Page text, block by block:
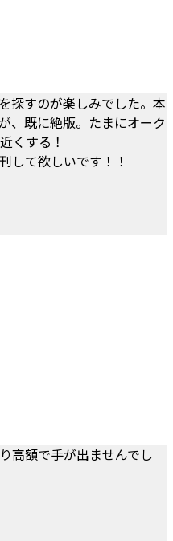
探すのが楽しみでした。本
、既に絶版。たまにオーク
くする！
して欲しいです！！
高額で手が出ませんでし